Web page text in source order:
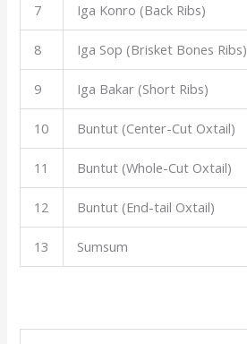
7 Iga Konro (Back Ribs)
8 Iga Sop (Brisket Bones Ribs)
9 Iga Bakar (Short Ribs)
10 Buntut (Center-Cut Oxtail)
11 Buntut (Whole-Cut Oxtail)
12 Buntut (End-tail Oxtail)
13 Sumsum